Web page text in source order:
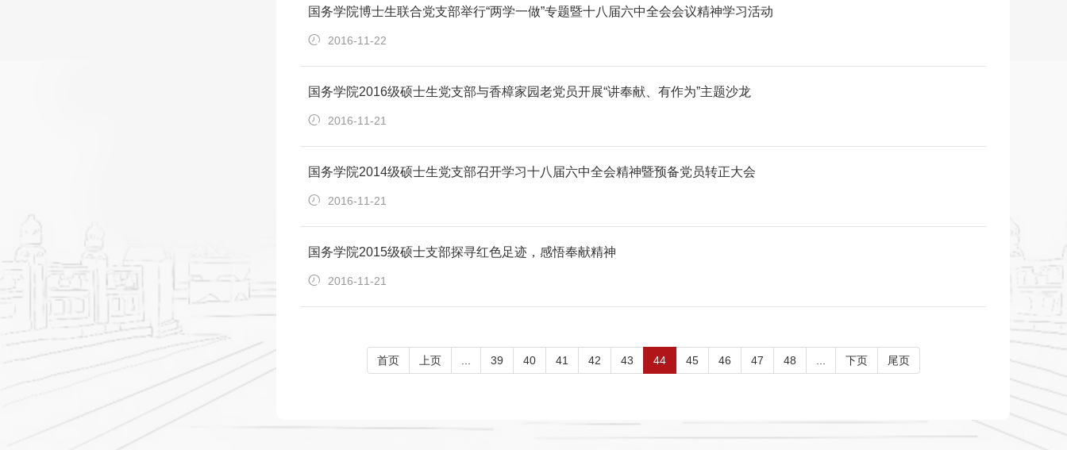
国务学院博士生联合党支部举行“两学一做”专题暨十八届六中全会会议精神学习活动
2016-11-22
国务学院2016级硕士生党支部与香樟家园老党员开展“讲奉献、有作为”主题沙龙
2016-11-21
国务学院2014级硕士生党支部召开学习十八届六中全会精神暨预备党员转正大会
2016-11-21
国务学院2015级硕士支部探寻红色足迹，感悟奉献精神
2016-11-21
首页 上页 ... 39 40 41 42 43 44 45 46 47 48 ... 下页 尾页